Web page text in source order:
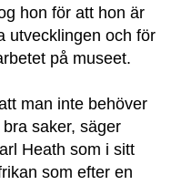
hon för att hon är
utvecklingen och för
på museet.
man inte behöver
saker, säger
Heath som i sitt
som efter en